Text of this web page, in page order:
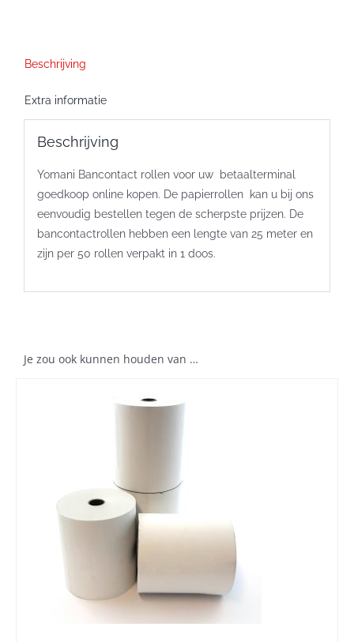
Beschrijving
Extra informatie
Beschrijving
Yomani Bancontact rollen voor uw betaalterminal
goedkoop online kopen. De papierrollen kan u bij ons
eenvoudig bestellen tegen de scherpste prijzen. De
bancontactrollen hebben een lengte van 25 meter en
zijn per 50 rollen verpakt in 1 doos.
Je zou ook kunnen houden van …